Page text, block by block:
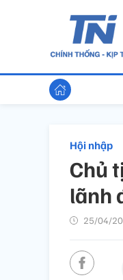
Hội nhập
Chủ
lãnh
25/04/